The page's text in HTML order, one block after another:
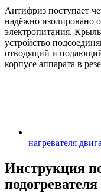
Антифриз поступает
надёжно изолировано
электропитания.
устройство
отводящий и
корпусе аппарата в
нагревателя
Инструкция